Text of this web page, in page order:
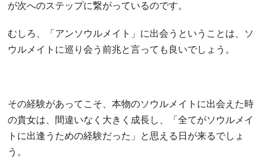
が次へのステップに繋がっているのです。
むしろ、「アンソウルメイト」に出会うということは、ソ
ウルメイトに巡り会う前兆と言っても良いでしょう。
その経験があってこそ、本物のソウルメイトに出会えた時
の貴女は、間違いなく大きく成長し、「全てがソウルメイ
トに出逢うための経験だった」と思える日が来るでしょ
う。